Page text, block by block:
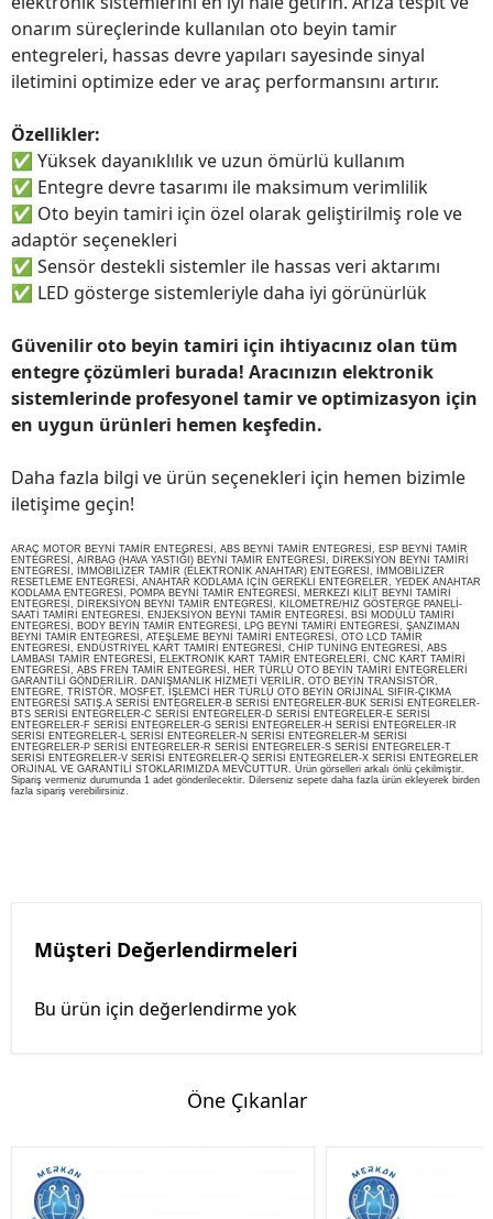
onarım süreçlerinde kullanılan oto beyin tamir
entegreleri, hassas devre yapıları sayesinde sinyal
iletimini optimize eder ve araç performansını artırır.
Özellikler:
✅ Yüksek dayanıklılık ve uzun ömürlü kullanım
✅ Entegre devre tasarımı ile maksimum verimlilik
✅ Oto beyin tamiri için özel olarak geliştirilmiş role ve
adaptör seçenekleri
✅ Sensör destekli sistemler ile hassas veri aktarımı
✅ LED gösterge sistemleriyle daha iyi görünürlük
Güvenilir oto beyin tamiri için ihtiyacınız olan tüm
entegre çözümleri burada! Aracınızın elektronik
sistemlerinde profesyonel tamir ve optimizasyon için
en uygun ürünleri hemen keşfedin.
Daha fazla bilgi ve ürün seçenekleri için hemen bizimle
iletişime geçin!
ARAÇ MOTOR BEYNİ TAMİR ENTEGRESİ, ABS BEYNİ TAMİR ENTEGRESİ, ESP BEYNİ TAMİR
ENTEGRESİ, AİRBAG (HAVA YASTIĞI) BEYNİ TAMİR ENTEGRESİ, DİREKSİYON BEYNİ TAMİRİ
ENTEGRESİ, İMMOBİLİZER TAMİR (ELEKTRONİK ANAHTAR) ENTEGRESİ, İMMOBİLİZER
RESETLEME ENTEGRESİ, ANAHTAR KODLAMA İÇİN GEREKLİ ENTEGRELER, YEDEK ANAHTAR
KODLAMA ENTEGRESİ, POMPA BEYNİ TAMİR ENTEGRESİ, MERKEZİ KİLİT BEYNİ TAMİRİ
ENTEGRESİ, DİREKSİYON BEYNİ TAMİR ENTEGRESİ, KİLOMETRE/HIZ GÖSTERGE PANELİ-
SAATİ TAMİRİ ENTEGRESİ, ENJEKSİYON BEYNİ TAMİR ENTEGRESİ, BSİ MODÜLÜ TAMİRİ
ENTEGRESİ, BODY BEYİN TAMİR ENTEGRESİ, LPG BEYNİ TAMİRİ ENTEGRESİ, ŞANZIMAN
BEYNİ TAMİR ENTEGRESİ, ATEŞLEME BEYNİ TAMİRİ ENTEGRESİ, OTO LCD TAMİR
ENTEGRESİ, ENDÜSTRİYEL KART TAMİRİ ENTEGRESİ, CHİP TUNİNG ENTEGRESİ, ABS
LAMBASI TAMİR ENTEGRESİ, ELEKTRONİK KART TAMİR ENTEGRELERİ, CNC KART TAMİRİ
ENTEGRESİ, ABS FREN TAMİR ENTEGRESİ, HER TÜRLÜ OTO BEYİN TAMİRİ ENTEGRELERİ
GARANTİLİ GÖNDERİLİR. DANIŞMANLIK HİZMETİ VERİLİR, OTO BEYİN TRANSİSTÖR,
ENTEGRE, TRİSTÖR, MOSFET, İŞLEMCİ HER TÜRLÜ OTO BEYİN ORİJİNAL SIFIR-ÇIKMA
ENTEGRESİ SATIŞ.A SERİSİ ENTEGRELER-B SERİSİ ENTEGRELER-BUK SERİSİ ENTEGRELER-
BTS SERİSİ ENTEGRELER-C SERİSİ ENTEGRELER-D SERİSİ ENTEGRELER-E SERİSİ
ENTEGRELER-F SERİSİ ENTEGRELER-G SERİSİ ENTEGRELER-H SERİSİ ENTEGRELER-IR
SERİSİ ENTEGRELER-L SERİSİ ENTEGRELER-N SERİSİ ENTEGRELER-M SERİSİ
ENTEGRELER-P SERİSİ ENTEGRELER-R SERİSİ ENTEGRELER-S SERİSİ ENTEGRELER-T
SERİSİ ENTEGRELER-V SERİSİ ENTEGRELER-Q SERİSİ ENTEGRELER-X SERİSİ ENTEGRELER
ORiJİNAL VE GARANTİLİ STOKLARIMIZDA MEVCUTTUR. Ürün görselleri arkalı önlü çekilmiştir.
Sipariş vermeniz durumunda 1 adet gönderilecektir. Dilerseniz sepete daha fazla ürün ekleyerek birden
fazla sipariş verebilirsiniz.
Müşteri Değerlendirmeleri
Bu ürün için değerlendirme yok
Öne Çıkanlar